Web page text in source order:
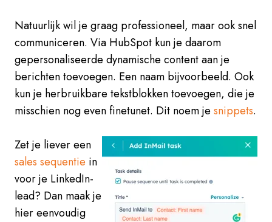
Natuurlijk wil je graag professioneel, maar ook snel
communiceren. Via HubSpot kun je daarom
gepersonaliseerde dynamische content aan je
berichten toevoegen. Een naam bijvoorbeeld. Ook
kun je herbruikbare tekstblokken toevoegen, die je
misschien nog even finetunet. Dit noem je snippets.
Zet je liever een
sales sequentie in
voor je LinkedIn-
lead? Dan maak je
hier eenvoudig